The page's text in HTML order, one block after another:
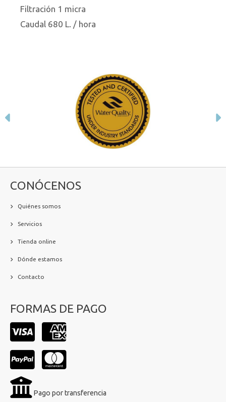
Filtración 1 micra
Caudal 680 L. / hora
CONÓCENOS
Quiénes somos
Servicios
Tienda online
Dónde estamos
Contacto
FORMAS DE PAGO
Pago por transferencia